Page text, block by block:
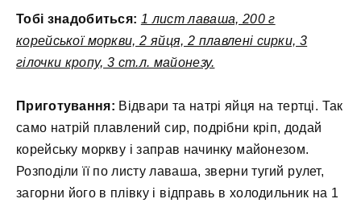
Тобі знадобиться: 1 лист лаваша, 200 г
корейської моркви, 2 яйця, 2 плавлені сирки, 3
гілочки кропу, 3 ст.л. майонезу.
Приготування: Відвари та натрі яйця на тертці. Так
само натрій плавлений сир, подрібни кріп, додай
корейську моркву і заправ начинку майонезом.
Розподіли її по листу лаваша, зверни тугий рулет,
загорни його в плівку і відправь в холодильник на 1